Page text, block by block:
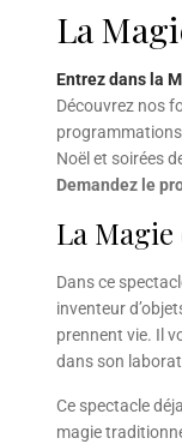
La
Entrez dans la
Découvrez nos
Noël et soirées
Demandez le
La Magie
Dans ce
inventeur
prennent vie. Il
dans son
Ce spectacle
magie